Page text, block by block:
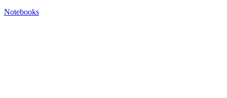
Notebooks